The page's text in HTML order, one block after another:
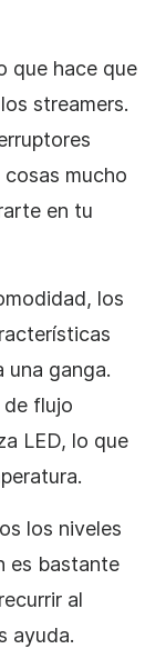
que hace que
streamers.
mucho
en tu
los
una ganga.
de flujo
LED, lo que
los niveles
es bastante
al
ayuda.